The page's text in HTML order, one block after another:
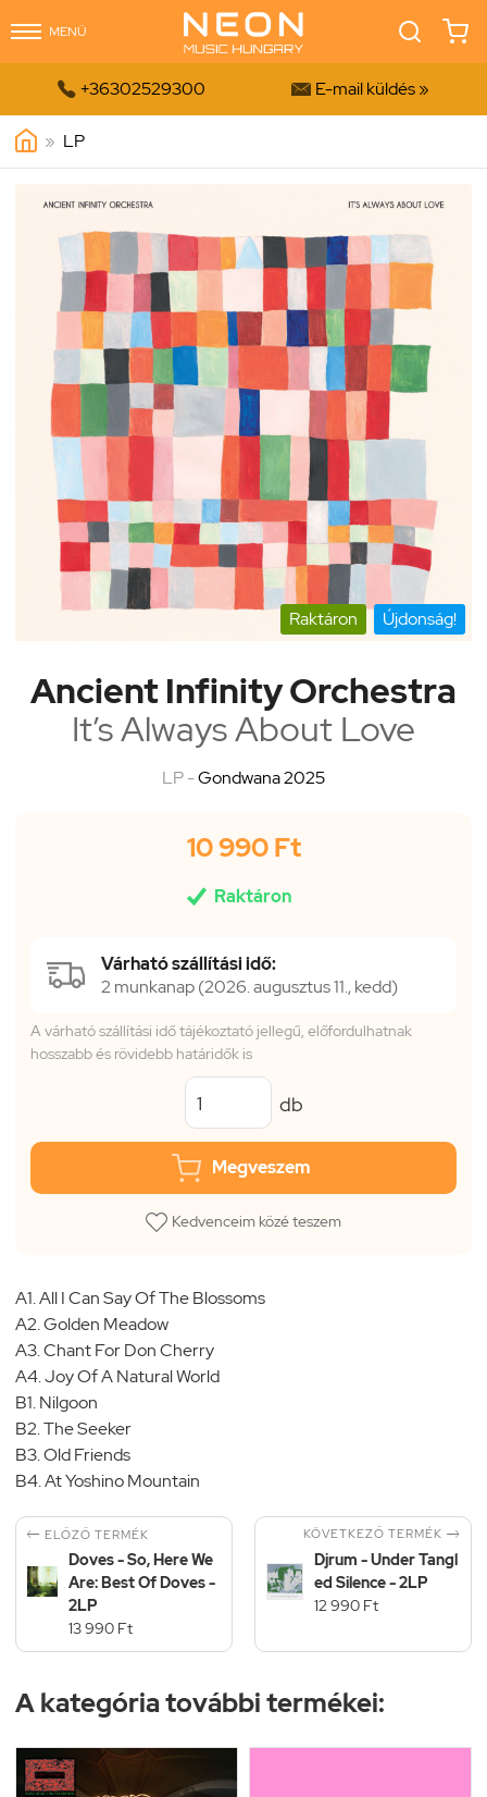
MENÜ
 +36302529300  E-mail küldés »
» LP
Raktáron Újdonság!
Ancient Infinity Orchestra
It’s Always About Love
LP -Gondwana 2025
10 990 Ft
 Raktáron
Várható szállítási idő:
2 munkanap (2026. augusztus 11., kedd)
A várható szállítási idő tájékoztató jellegű, előfordulhatnak
hosszabb és rövidebb határidők is
db
Megveszem
Kedvenceim közé teszem
A1. All I Can Say Of The Blossoms
A2. Golden Meadow
A3. Chant For Don Cherry
A4. Joy Of A Natural World
B1. Nilgoon
B2. The Seeker
B3. Old Friends
B4. At Yoshino Mountain
 ELŐZŐ TERMÉK
Doves - So, Here We
Are: Best Of Doves -
2LP
13 990 Ft
KÖVETKEZŐ TERMÉK 
Djrum - Under Tangl
ed Silence - 2LP
12 990 Ft
A kategória további termékei: